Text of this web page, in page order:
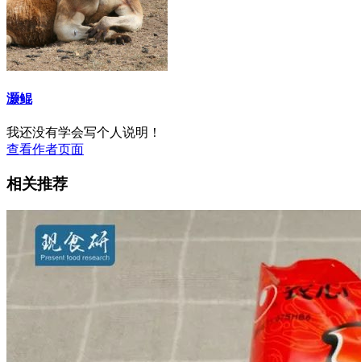
灏鲲
我还没有学会写个人说明！
查看作者页面
相关推荐